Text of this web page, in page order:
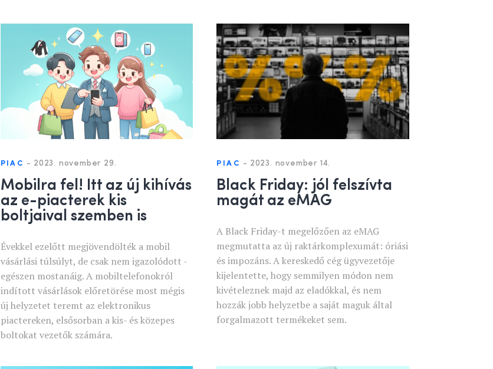
PIAC - 2023. november 29.
Mobilra fel! Itt az új kihívás
az e-piacterek kis
boltjaival szemben is
Évekkel ezelőtt megjövendölték a mobil
vásárlási túlsúlyt, de csak nem igazolódott -
egészen mostanáig. A mobiltelefonokról
indított vásárlások előretörése most mégis
új helyzetet teremt az elektronikus
piactereken, elsősorban a kis- és közepes
boltokat vezetők számára.
PIAC - 2023. november 14.
Black Friday: jól felszívta
magát az eMAG
A Black Friday-t megelőzően az eMAG
megmutatta az új raktárkomplexumát: óriási
és impozáns. A kereskedő cég ügyvezetője
kijelentette, hogy semmilyen módon nem
kivételeznek majd az eladókkal, és nem
hozzák jobb helyzetbe a saját maguk által
forgalmazott termékeket sem.